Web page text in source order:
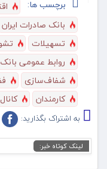
برچسب ها:
بانک صادرات ایران
تسهیلات
روابط عمومی
شفاف‌سازی
کارمندان
به اشتراک بگذارید:
لینک کوتاه خبر: